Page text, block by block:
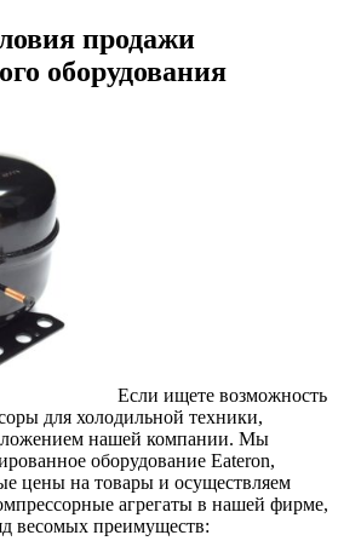
продажи
оборудования
Если ищете возможность
для холодильной техники,
нашей компании. Мы
оборудование Eateron,
цены на товары и осуществляем
агрегаты в нашей фирме,
весомых преимуществ: